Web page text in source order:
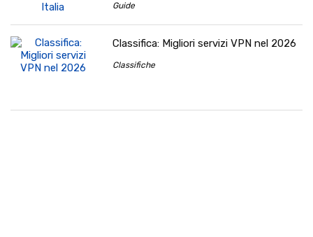
Guide
Classifica: Migliori servizi VPN nel 2026
Classifiche